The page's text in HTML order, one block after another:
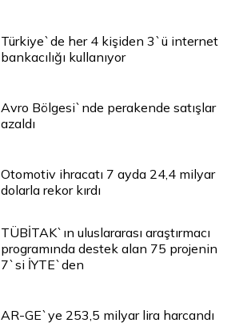
Türkiye`de her 4 kişiden 3`ü internet
bankacılığı kullanıyor
Avro Bölgesi`nde perakende satışlar
azaldı
Otomotiv ihracatı 7 ayda 24,4 milyar
dolarla rekor kırdı
TÜBİTAK`ın uluslararası araştırmacı
programında destek alan 75 projenin
7`si İYTE`den
AR-GE`ye 253,5 milyar lira harcandı